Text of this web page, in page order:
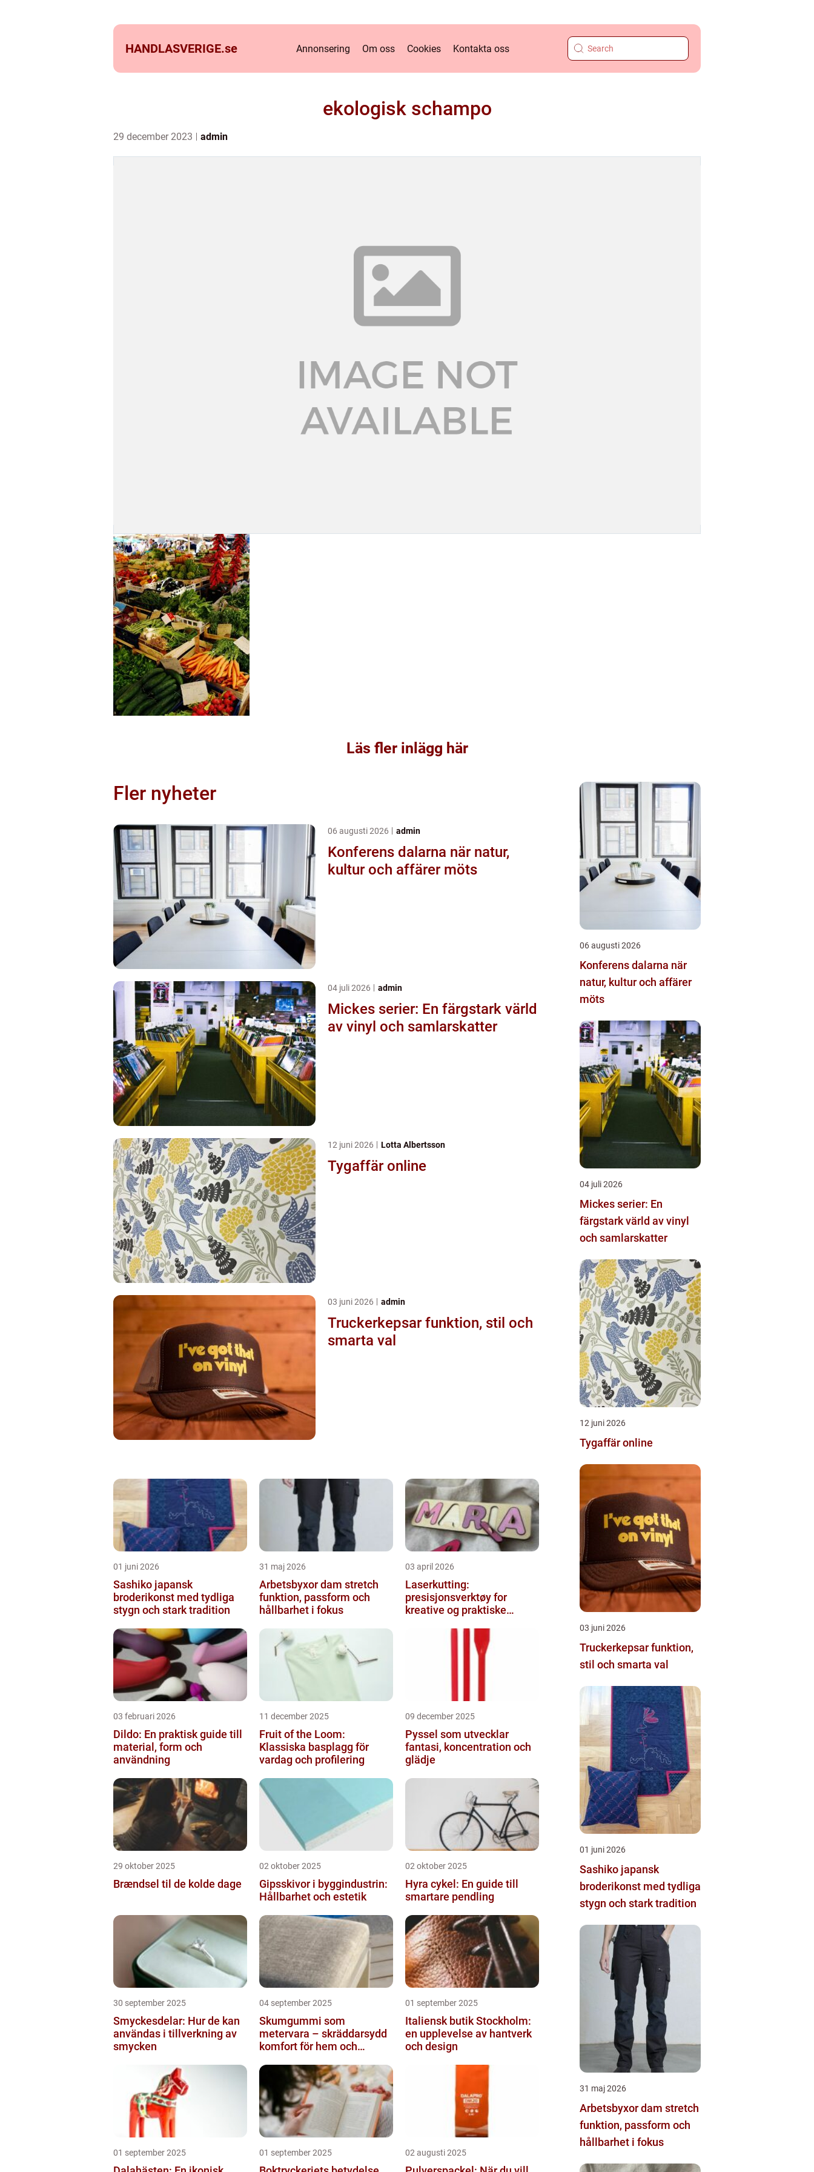
HANDLASVERIGE.se Annonsering Om oss Cookies Kontakta oss
ekologisk schampo
29 december 2023 admin
Läs fler inlägg här
Fler nyheter
06 augusti 2026 admin
Konferens dalarna när natur,
kultur och affärer möts
04 juli 2026 admin
Mickes serier: En färgstark värld
av vinyl och samlarskatter
12 juni 2026 Lotta Albertsson
Tygaffär online
03 juni 2026 admin
Truckerkepsar funktion, stil och
smarta val
01 juni 2026
Sashiko japansk
broderikonst med tydliga
stygn och stark tradition
31 maj 2026
Arbetsbyxor dam stretch
funktion, passform och
hållbarhet i fokus
03 april 2026
Laserkutting:
presisjonsverktøy for
kreative og praktiske
03 februari 2026
Dildo: En praktisk guide till
material, form och
användning
11 december 2025
Fruit of the Loom:
Klassiska basplagg för
vardag och profilering
09 december 2025
Pyssel som utvecklar
fantasi, koncentration och
glädje
29 oktober 2025
Brændsel til de kolde dage
02 oktober 2025
Gipsskivor i byggindustrin:
Hållbarhet och estetik
02 oktober 2025
Hyra cykel: En guide till
smartare pendling
30 september 2025
Smyckesdelar: Hur de kan
användas i tillverkning av
smycken
04 september 2025
Skumgummi som
metervara – skräddarsydd
komfort för hem och
01 september 2025
Italiensk butik Stockholm:
en upplevelse av hantverk
och design
01 september 2025 01 september 2025 02 augusti 2025
06 augusti 2026
Konferens dalarna när
natur, kultur och affärer
möts
04 juli 2026
Mickes serier: En
färgstark värld av vinyl
och samlarskatter
12 juni 2026
Tygaffär online
03 juni 2026
Truckerkepsar funktion,
stil och smarta val
01 juni 2026
Sashiko japansk
broderikonst med tydliga
stygn och stark tradition
31 maj 2026
Arbetsbyxor dam stretch
funktion, passform och
hållbarhet i fokus